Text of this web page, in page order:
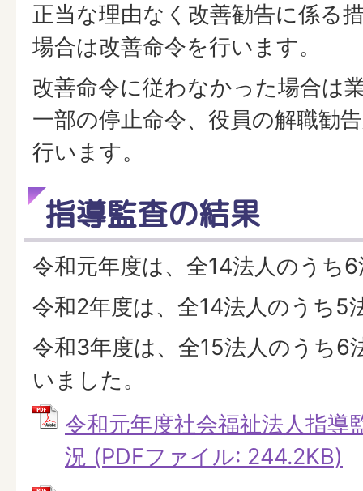
正当な理由なく改善勧告に係る
場合は改善命令を行います。
改善命令に従わなかった場合は
一部の停止命令、役員の解職勧
行います。
指導監査の結果
令和元年度は、全14法人のうち
令和2年度は、全14法人のうち5
令和3年度は、全15法人のうち6
いました。
令和元年度社会福祉法人指導
況 (PDFファイル: 244.2KB)